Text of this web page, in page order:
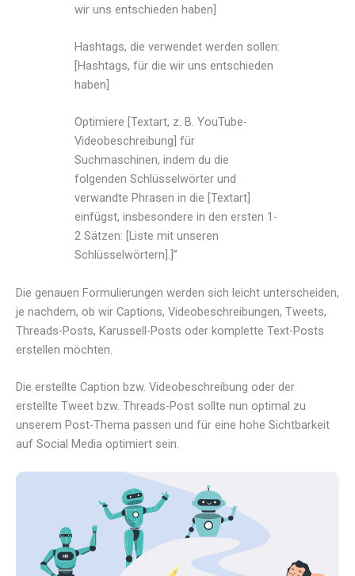
wir uns entschieden haben]
Hashtags, die verwendet werden sollen:
[Hashtags, für die wir uns entschieden
haben]
​​Optimiere [Textart, z. B. YouTube-
Videobeschreibung] für
Suchmaschinen, indem du die
folgenden Schlüsselwörter und
verwandte Phrasen in die [Textart]
einfügst, insbesondere in den ersten 1-
2 Sätzen: [Liste mit unseren
Schlüsselwörtern].]”
Die genauen Formulierungen werden sich leicht unterscheiden,
je nachdem, ob wir Captions, Videobeschreibungen, Tweets,
Threads-Posts, Karussell-Posts oder komplette Text-Posts
erstellen möchten.
Die erstellte Caption bzw. Videobeschreibung oder der
erstellte Tweet bzw. Threads-Post sollte nun optimal zu
unserem Post-Thema passen und für eine hohe Sichtbarkeit
auf Social Media optimiert sein.